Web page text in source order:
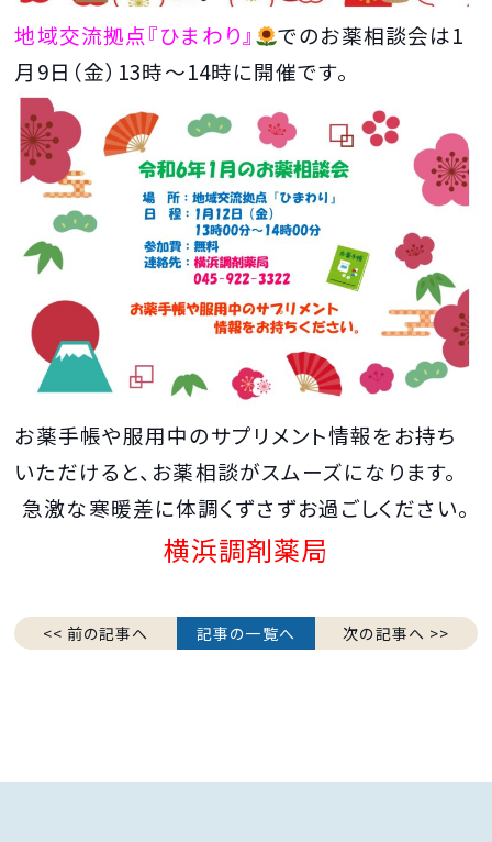
地域交流拠点『ひまわり』
でのお薬相談会は1
月9日（金）13時～14時に開催です。
お薬手帳や服用中のサプリメント情報をお持ち
いただけると、お薬相談がスムーズになります。
急激な寒暖差に体調くずさずお過ごしください。
横浜調剤薬局
<< 前の記事へ 記事の一覧へ 次の記事へ >>